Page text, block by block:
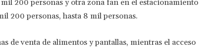
200 personas y otra zona fan en el estacionamiento
200 personas, hasta 8 mil personas.
de venta de alimentos y pantallas, mientras el acceso